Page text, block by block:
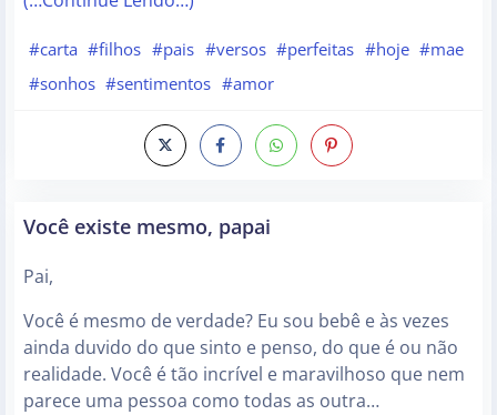
#carta #filhos #pais #versos #perfeitas #hoje #mae
#sonhos #sentimentos #amor
Você existe mesmo, papai
Pai,
Você é mesmo de verdade? Eu sou bebê e às vezes
ainda duvido do que sinto e penso, do que é ou não
realidade. Você é tão incrível e maravilhoso que nem
parece uma pessoa como todas as outra…